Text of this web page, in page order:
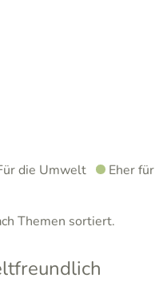
die Umwelt Eher für
Themen sortiert.